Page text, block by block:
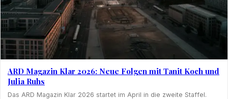
ARD Magazin Klar 2026: Neue Folgen mit Tanit Koch und
Julia Ruhs
Das ARD Magazin Klar 2026 startet im April in die zweite Staffel.